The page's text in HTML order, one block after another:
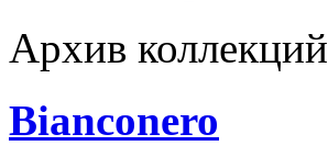
Архив коллекций
Bianconero